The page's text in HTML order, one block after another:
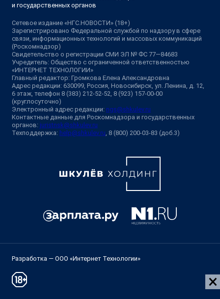
и государственных органов
Сетевое издание «НГС.НОВОСТИ» (18+)
Зарегистрировано Федеральной службой по надзору в сфере
связи, информационных технологий и массовых коммуникаций
(Роскомнадзор)
Свидетельство о регистрации СМИ ЭЛ № ФС 77—84683
Учредитель: Общество с ограниченной ответственностью
«ИНТЕРНЕТ ТЕХНОЛОГИИ»
Главный редактор: Громкова Елена Александровна
Адрес редакции: 630099, Россия, Новосибирск, ул. Ленина, д. 12,
6 этаж, телефон 8 (383) 212-52-52, 8 (923) 157-00-00
(круглосуточно)
Электронный адрес редакции: ngs@shkulev.ru
Контактные данные для Роскомнадзора и государственных
органов: juristnsk@shkulev.ru
Техподдержка: help@shkulev.ru , 8 (800) 200-03-83 (доб.3)
Разработка — ООО «Интернет Технологии»